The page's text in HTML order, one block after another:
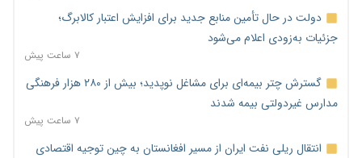
دولت در حال تأمین منابع جدید برای افزایش اعتبار کالابرگ؛
جزئیات به‌زودی اعلام می‌شود
۷ ساعت پیش
گسترش چتر بیمه‌ای برای مشاغل نوپدید؛ بیش از ۲۸۰ هزار فرهنگی
مدارس غیردولتی بیمه شدند
۷ ساعت پیش
انتقال ریلی نفت ایران از مسیر افغانستان به چین توجیه اقتصادی